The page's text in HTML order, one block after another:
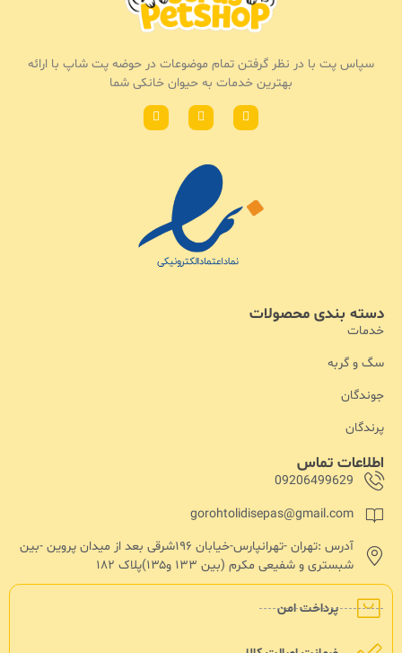
پرداخت امن
اطلاعات تماس
09206499629
gorohtolidisepas@gmail.com
آدرس :تهران -تهرانپارس-خیابان ۱۹۶شرقی بعد از میدان پروین -بین
شبستری و شفیعی مکرم (بین ۱۳۳ و۱۳۵)پلاک ۱۸۲
دسته بندی محصولات
خدمات
سگ و گربه
جوندگان
پرندگان
سپاس پت با در نظر گرفتن تمام موضوعات در حوضه پت شاپ با ارائه
بهترین خدمات به حیوان خانکی شما